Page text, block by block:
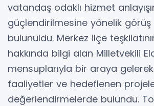
vatandaş odaklı hizmet
güçlendirilmesine yönelik görüş
bulunuldu. Merkez ilçe
hakkında bilgi alan Milletvekili
mensuplarıyla bir araya
faaliyetler ve hedeflenen
değerlendirmelerde bulundu.